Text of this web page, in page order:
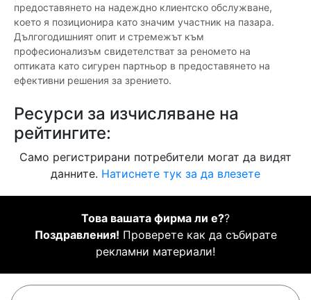
предоставянето на надеждно клиентско обслужване,
което я позиционира като значим участник на пазара.
Дългогодишният опит и стремежът към
професионализъм свидетелстват за реномето на
оптиката като сигурен партньор в предоставянето на
ефективни решения за зрението.
Ресурси за изчисляване на
рейтингите:
Само регистрирани потребители могат да видят
данните. Натиснете тук за да влезете
Това вашата фирма ли е??
Поздравления! Проверете как да събирате
рекламни материали!